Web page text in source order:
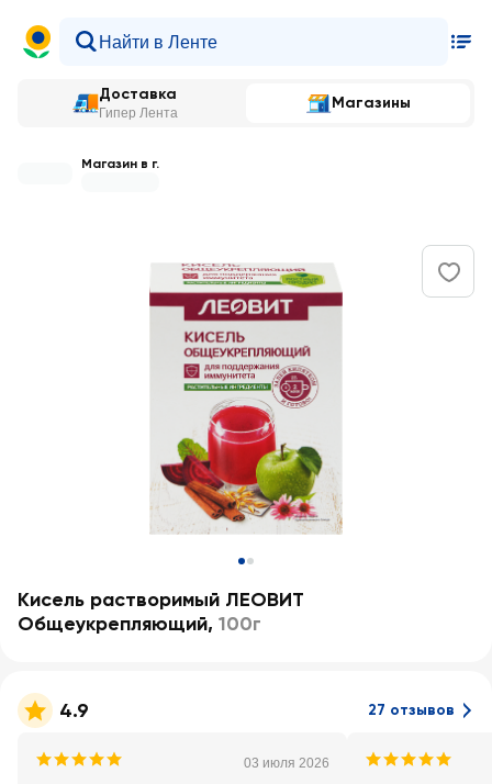
Доставка
Гипер Лента
Магазины
Магазин в г.
Кисель растворимый ЛЕОВИТ
Общеукрепляющий, 100г
4.9 27 отзывов
03 июля 2026